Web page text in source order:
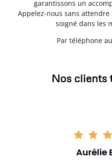
garantissons un
Appelez-nous sans
soigné dans les
Par téléphone au
Nos clients
Aurélie